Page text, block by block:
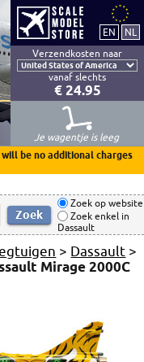
Verzendkosten naar
vanaf slechts
€ 24.95
Je wagentje is leeg
be no additional charges
Zoek op website
Zoek enkel in
Dassault
> Dassault >
Mirage 2000C